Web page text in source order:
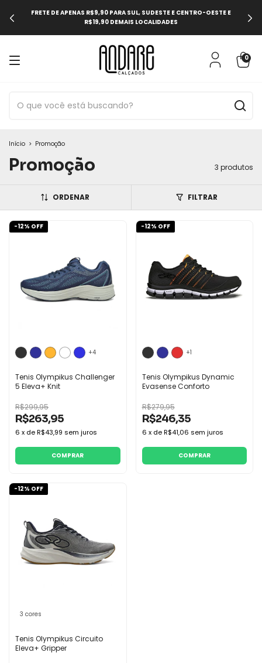
APENAS R$9,90 PARA SUL, SUDESTE E CENTRO-OESTE E
R$19,90 DEMAIS LOCALIDADES
USE O
0
Início > Promoção
Promoção 3 produtos
ORDENAR FILTRAR
Tenis Olympikus Challenger
5 Eleva+ Knit
-12% OFF
R$263,95
R$299,95
6 x deR$43,99 sem juros
+4
COMPRAR
Tenis Olympikus Dynamic
Evasense Conforto
-12% OFF
R$246,35
R$279,95
6 x deR$41,06 sem juros
+1
COMPRAR
Tenis Olympikus Circuito
Eleva+ Gripper
-12% OFF
3 cores